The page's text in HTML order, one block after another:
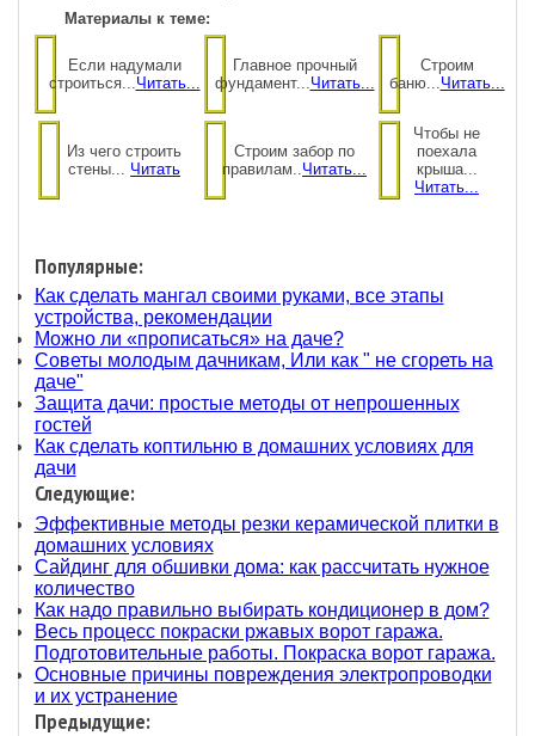
Материалы к теме:
Если надумали
строиться...Читать...
Главное прочный
фундамент...Читать...
Строим
баню...Читать...
Из чего строить
стены... Читать
Строим забор по
правилам..Читать...
Чтобы не
поехала
крыша...
Читать...
Популярные:
Как сделать мангал своими руками, все этапы
устройства, рекомендации
Можно ли «прописаться» на даче?
Советы молодым дачникам, Или как " не сгореть на
даче"
Защита дачи: простые методы от непрошенных
гостей
Как сделать коптильню в домашних условиях для
дачи
Следующие:
Эффективные методы резки керамической плитки в
домашних условиях
Сайдинг для обшивки дома: как рассчитать нужное
количество
Как надо правильно выбирать кондиционер в дом?
Весь процесс покраски ржавых ворот гаража.
Подготовительные работы. Покраска ворот гаража.
Основные причины повреждения электропроводки
и их устранение
Предыдущие: